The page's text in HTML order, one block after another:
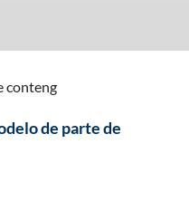
conteng
de parte de